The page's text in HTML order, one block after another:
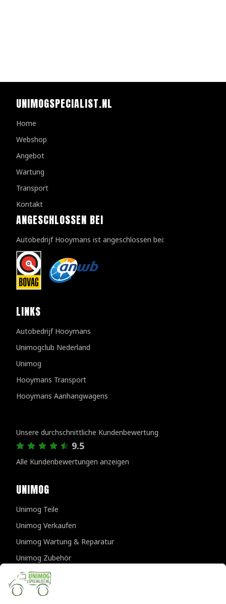
UNIMOGSPECIALIST.NL
Home
Webshop
Angebot
Wartung
Transport
Kontakt
ANGESCHLOSSEN BEI
Autobedrijf Hooymans ist angeschlossen bei:
LINKS
Autobedrijf Hooymans
Unimogclub Nederland
Unimog
Hooymans Transport
Hooymans Aanhangwagens
Unsere durchschnittliche Kundenbewertung
9.5
Alle Kundenbewertungen anzeigen
UNIMOG
Unimog Teile
Unimog Verkaufen
Unimog Wartung & Reparatur
Unimog Zubehör
Unimog APK-prufungen
KONTAKTDATEN